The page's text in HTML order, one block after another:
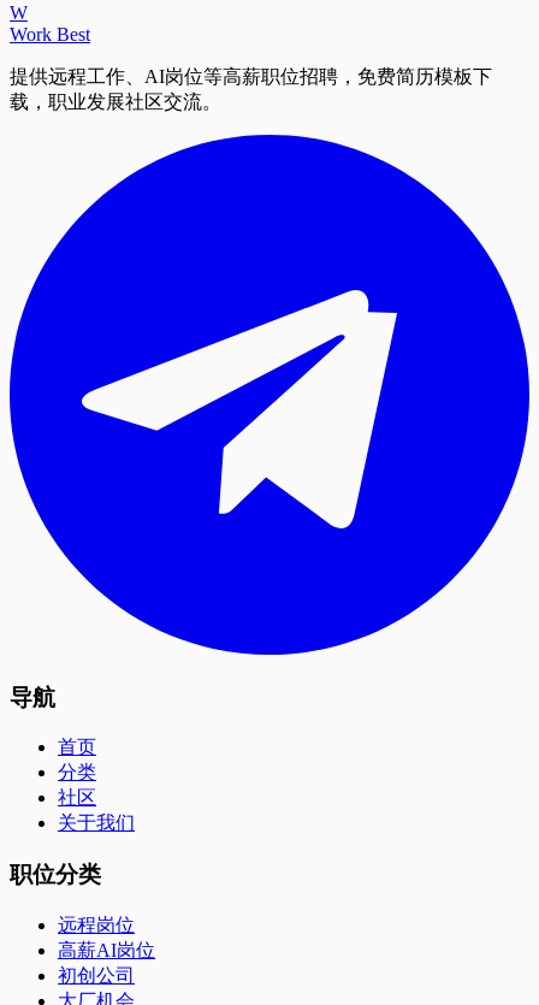
W
Work Best
提供远程工作、AI岗位等高薪职位招聘，免费简历模板下
载，职业发展社区交流。
导航
首页
分类
社区
关于我们
职位分类
远程岗位
高薪AI岗位
初创公司
大厂机会